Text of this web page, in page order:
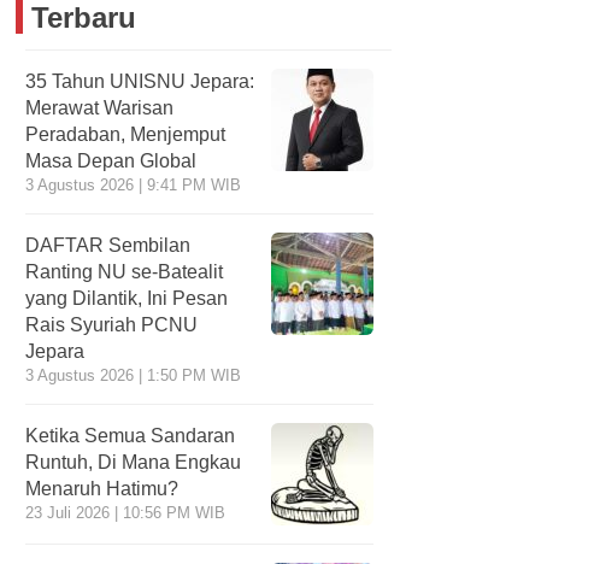
Terbaru
35 Tahun UNISNU Jepara:
Merawat Warisan
Peradaban, Menjemput
Masa Depan Global
3 Agustus 2026 | 9:41 PM WIB
DAFTAR Sembilan
Ranting NU se-Batealit
yang Dilantik, Ini Pesan
Rais Syuriah PCNU
Jepara
3 Agustus 2026 | 1:50 PM WIB
Ketika Semua Sandaran
Runtuh, Di Mana Engkau
Menaruh Hatimu?
23 Juli 2026 | 10:56 PM WIB